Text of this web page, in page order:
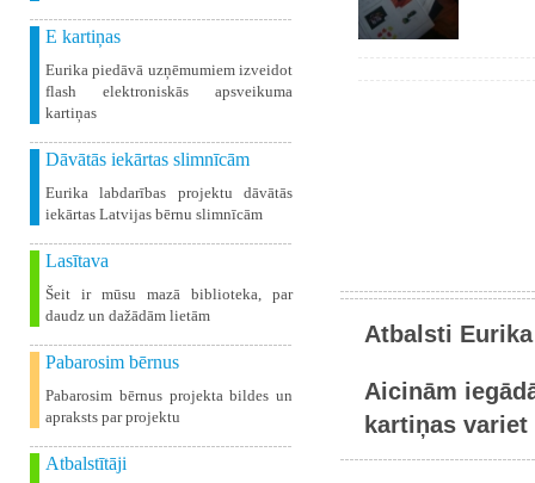
E kartiņas
Eurika piedāvā uzņēmumiem izveidot
flash elektroniskās apsveikuma
kartiņas
Dāvātās iekārtas slimnīcām
Eurika labdarības projektu dāvātās
iekārtas Latvijas bērnu slimnīcām
Lasītava
Šeit ir mūsu mazā biblioteka, par
daudz un dažādām lietām
Pabarosim bērnus
Pabarosim bērnus projekta bildes un
apraksts par projektu
Atbalstītāji
Atbalsti
Aicinām
kartiņas variet